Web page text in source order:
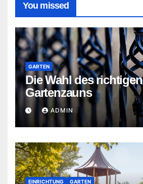
You missed
GARTEN
Die Wahl des richtigen
Gartenzauns
ADMIN
EINRICHTUNG GARTEN